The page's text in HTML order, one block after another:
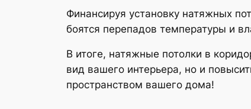
Финансируя установку натяжных
боятся перепадов температуры и
В итоге, натяжные потолки в
вид вашего интерьера, но и
пространством вашего дома!